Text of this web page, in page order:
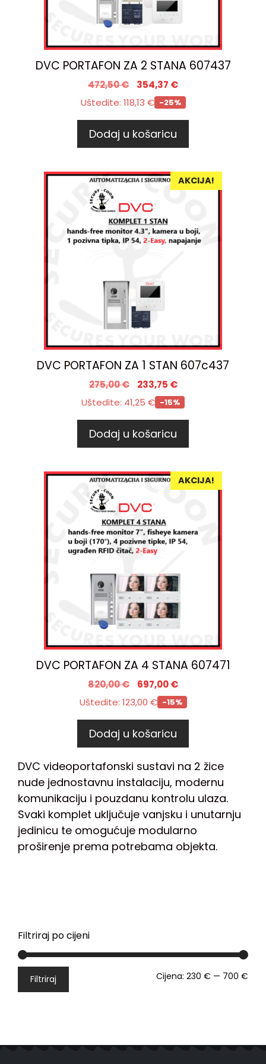
DVC PORTAFON ZA 2 STANA 607437
472,50€ 354,37 €
Uštedite: 118,13 € -25%
Dodaj u košaricu
AKCIJA!
DVC PORTAFON ZA 1 STAN 607c437
275,00€ 233,75 €
Uštedite: 41,25 € -15%
Dodaj u košaricu
AKCIJA!
DVC PORTAFON ZA 4 STANA 607471
820,00€ 697,00€
Uštedite: 123,00 € -15%
Dodaj u košaricu
DVC videoportafonski sustavi na 2 žice
nude jednostavnu instalaciju, modernu
komunikaciju i pouzdanu kontrolu ulaza.
Svaki komplet uključuje vanjsku i unutarnju
jedinicu te omogućuje modularno
proširenje prema potrebama objekta.
Filtriraj po cijeni
Filtriraj Cijena: 230 € — 700 €